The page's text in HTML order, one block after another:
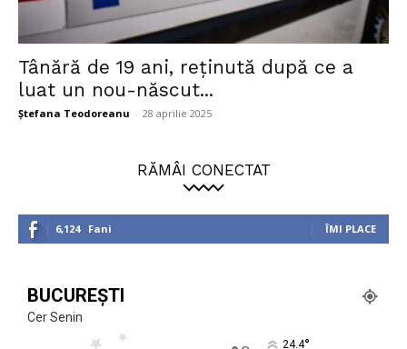
Tânără de 19 ani, reținută după ce a
luat un nou-născut...
Ștefana Teodoreanu - 28 aprilie 2025
RĂMÂI CONECTAT
6,124 Fani ÎMI PLACE
BUCUREȘTI
Cer Senin
24.4°